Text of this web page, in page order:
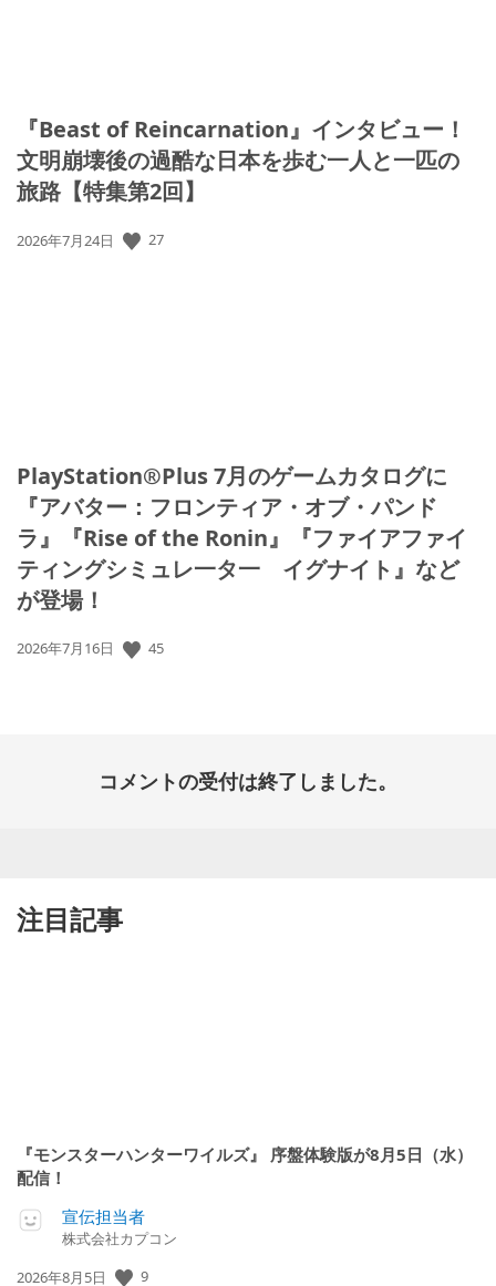
『Beast of Reincarnation』インタビュー！
文明崩壊後の過酷な日本を歩む一人と一匹の
旅路【特集第2回】
公
2026年7月24日 27
PlayStation®Plus 7月のゲームカタログに
『アバター：フロンティア・オブ・パンド
ラ』『Rise of the Ronin』『ファイアファイ
ティングシミュレ一タ一 イグナイト』など
が登場！
公
2026年7月16日 45
コメントの受付は終了しました。
注目記事
『モンスターハンターワイルズ』 序盤体験版が8月5日（水）
配信！
宣伝担当者
株式会社カプコン
公
2026年8月5日 9